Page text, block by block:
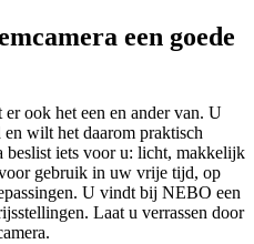
een goede
ook het een en ander van. U
en wilt het daarom praktisch
beslist iets voor u: licht, makkelijk
gebruik in uw vrije tijd, op
U vindt bij NEBO een
Laat u verrassen door